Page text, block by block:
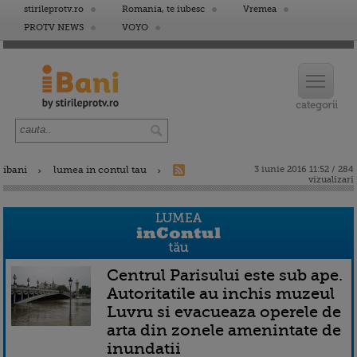
stirileprotv.ro Romania, te iubesc
Vremea
PROTV NEWS
VOYO
ibani lumea in contul tau
3 iunie 2016 11:52 / 284
vizualizari
Centrul Parisului este sub ape.
Autoritatile au inchis muzeul
Luvru si evacueaza operele de
arta din zonele amenintate de
inundatii